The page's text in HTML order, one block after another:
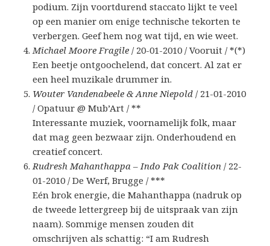
podium. Zijn voortdurend staccato lijkt te veel
op een manier om enige technische tekorten te
verbergen. Geef hem nog wat tijd, en wie weet.
Michael Moore Fragile / 20-01-2010 / Vooruit / *(*)
Een beetje ontgoochelend, dat concert. Al zat er
een heel muzikale drummer in.
Wouter Vandenabeele & Anne Niepold / 21-01-2010
/ Opatuur @ Mub’Art / **
Interessante muziek, voornamelijk folk, maar
dat mag geen bezwaar zijn. Onderhoudend en
creatief concert.
Rudresh Mahanthappa – Indo Pak Coalition / 22-
01-2010 / De Werf, Brugge / ***
Eén brok energie, die Mahanthappa (nadruk op
de tweede lettergreep bij de uitspraak van zijn
naam). Sommige mensen zouden dit
omschrijven als schattig: “I am Rudresh